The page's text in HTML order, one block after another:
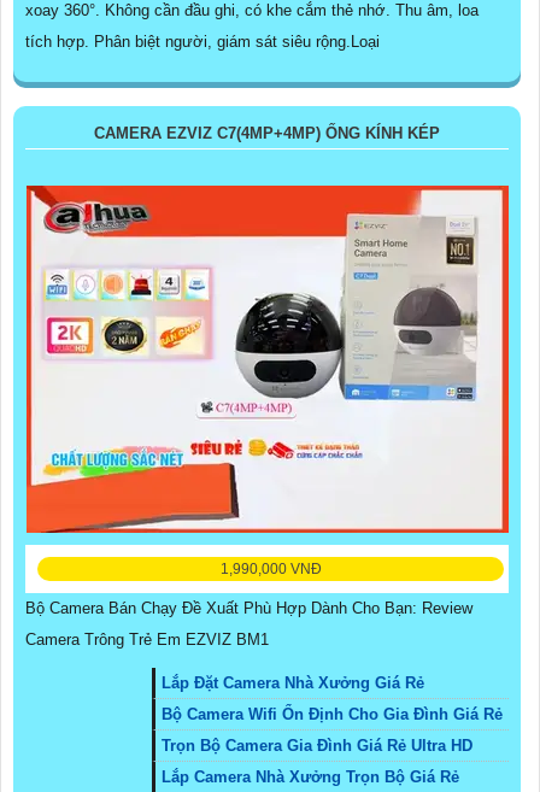
xoay 360°. Không cần đầu ghi, có khe cắm thẻ nhớ. Thu âm, loa
tích hợp. Phân biệt người, giám sát siêu rộng.Loại
CAMERA EZVIZ C7(4MP+4MP) ỐNG KÍNH KÉP
1,990,000 VNĐ
Bộ Camera Bán Chạy Đề Xuất Phù Hợp Dành Cho Bạn: Review
Camera Trông Trẻ Em EZVIZ BM1
Lắp Đặt Camera Nhà Xưởng Giá Rẻ
Bộ Camera Wifi Ổn Định Cho Gia Đình Giá Rẻ
Trọn Bộ Camera Gia Đình Giá Rẻ Ultra HD
Lắp Camera Nhà Xưởng Trọn Bộ Giá Rẻ